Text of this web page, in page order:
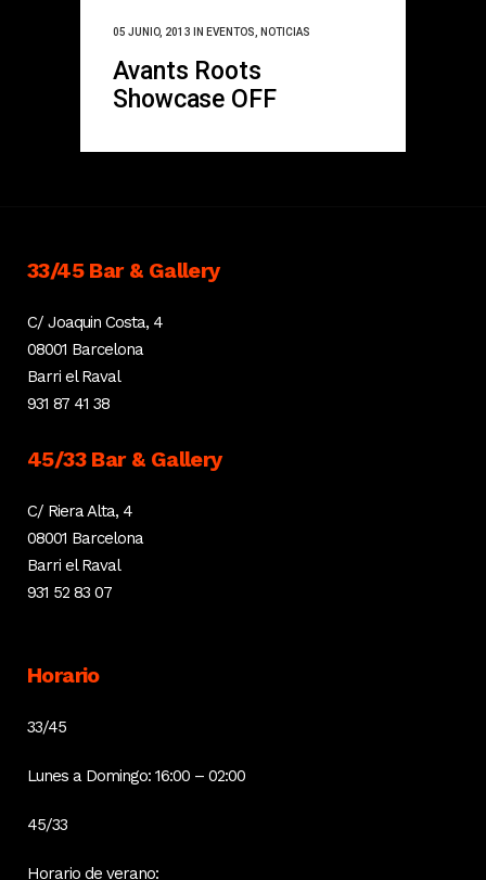
05 JUNIO, 2013 IN EVENTOS NOTICIAS
Avants Roots
Showcase OFF
33/45 Bar & Gallery
C/ Joaquin Costa, 4
08001 Barcelona
Barri el Raval
931 87 41 38
45/33 Bar & Gallery
C/ Riera Alta, 4
08001 Barcelona
Barri el Raval
931 52 83 07
Horario
33/45
Lunes a Domingo: 16:00 – 02:00
45/33
Horario de verano: